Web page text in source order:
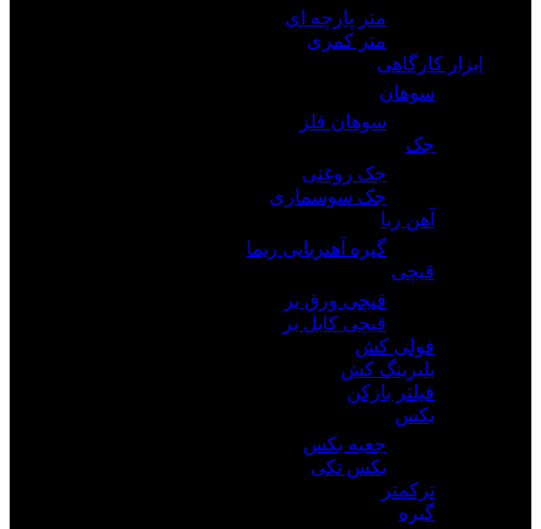
متر پارچه ای
متر کمری
ابزار کارگاهی
سوهان
سوهان فلز
جک
جک روغنی
جک سوسماری
آهن ربا
گیره آهنربایی ریما
قیچی
قیچی ورق بر
قیچی کابل بر
فولی کش
بلبرینگ کش
فیلتر بازکن
بکس
جعبه بکس
بکس تکی
ترکمتر
گیره